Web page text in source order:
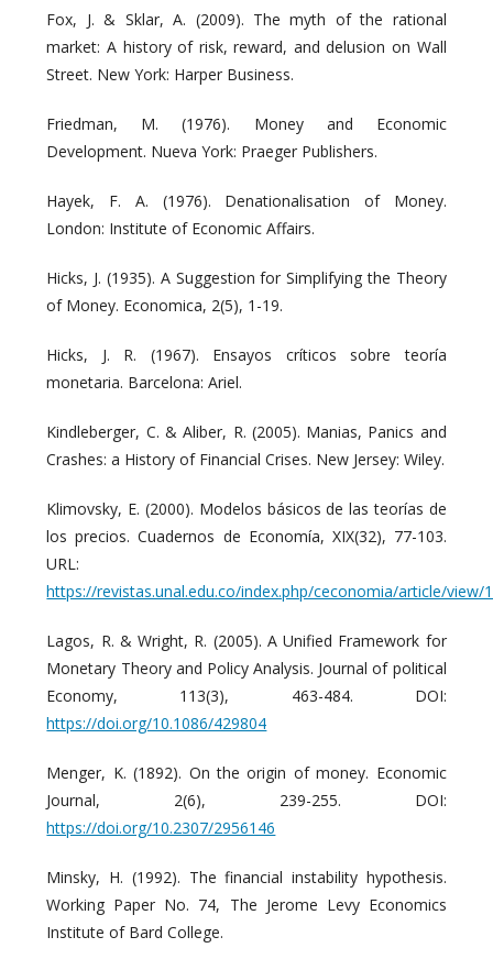
Fox, J. & Sklar, A. (2009). The myth of the rational
market: A history of risk, reward, and delusion on Wall
Street. New York: Harper Business.
Friedman, M. (1976). Money and Economic
Development. Nueva York: Praeger Publishers.
Hayek, F. A. (1976). Denationalisation of Money.
London: Institute of Economic Affairs.
Hicks, J. (1935). A Suggestion for Simplifying the Theory
of Money. Economica, 2(5), 1-19.
Hicks, J. R. (1967). Ensayos críticos sobre teoría
monetaria. Barcelona: Ariel.
Kindleberger, C. & Aliber, R. (2005). Manias, Panics and
Crashes: a History of Financial Crises. New Jersey: Wiley.
Klimovsky, E. (2000). Modelos básicos de las teorías de
los precios. Cuadernos de Economía, XIX(32), 77-103.
URL:
https://revistas.unal.edu.co/index.php/ceconomia/article/view/
Lagos, R. & Wright, R. (2005). A Unified Framework for
Monetary Theory and Policy Analysis. Journal of political
Economy, 113(3), 463-484. DOI:
https://doi.org/10.1086/429804
Menger, K. (1892). On the origin of money. Economic
Journal, 2(6), 239-255. DOI:
https://doi.org/10.2307/2956146
Minsky, H. (1992). The financial instability hypothesis.
Working Paper No. 74, The Jerome Levy Economics
Institute of Bard College.